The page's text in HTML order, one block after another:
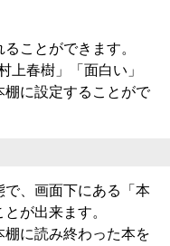
ことができます。
上春樹」「面白い」
棚に設定することがで
で、画面下にある「本
が出来ます。
に読み終わった本を